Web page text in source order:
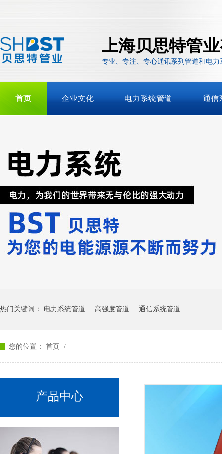
上海贝思特管
专业、专注、专心通讯系列管道和电
首页 企业文化 电力系统管道 通信
热门关键词： 电力系统管道 高强度管道 通信系统管道
您的位置： 首页 /
产品中心